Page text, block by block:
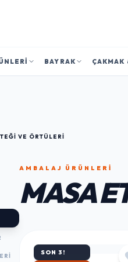
BAYRAK ÇAKMAK
VE ÖRTÜLERI
AMBALAJ ÜRÜNLERI
MASA
SON 3!